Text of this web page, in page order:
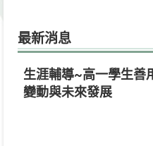
最新消息
生涯輔導~高一學生善
變動與未來發展